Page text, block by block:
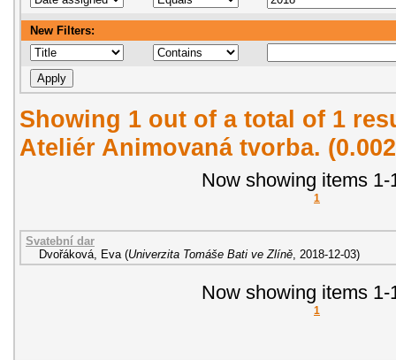
New Filters:
Showing 1 out of a total of 1
Ateliér Animovaná tvorba.
Now showing items 1-
1
Svatební dar
Dvořáková, Eva (Univerzita Tomáše Bati ve Zlíně, 2018-12-03)
Now showing items 1-
1